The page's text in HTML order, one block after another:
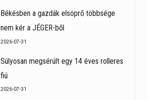
Békésben a gazdák elsöprő többsége
nem kér a JÉGER-ből
2026-07-31
Súlyosan megsérült egy 14 éves rolleres
fiú
2026-07-31